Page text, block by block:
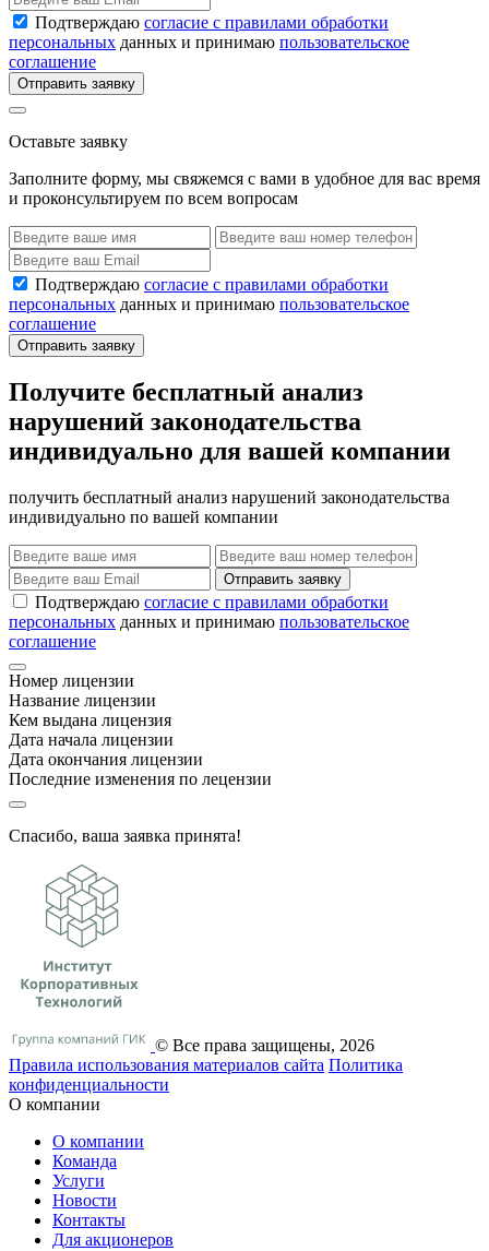
Подтверждаю согласие с правилами обработки
персональных данных и принимаю пользовательское
соглашение
Отправить заявку
Оставьте заявку
Заполните форму, мы свяжемся с вами в удобное для вас время
и проконсультируем по всем вопросам
Подтверждаю согласие с правилами обработки
персональных данных и принимаю пользовательское
соглашение
Отправить заявку
Получите бесплатный анализ
нарушений законодательства
индивидуально для вашей компании
получить бесплатный анализ нарушений законодательства
индивидуально по вашей компании
Отправить заявку
Подтверждаю согласие с правилами обработки
персональных данных и принимаю пользовательское
соглашение
Номер лицензии
Название лицензии
Кем выдана лицензия
Дата начала лицензии
Дата окончания лицензии
Последние изменения по лецензии
Спасибо, ваша заявка принята!
© Все права защищены, 2026
Правила использования материалов сайта Политика
конфиденциальности
О компании
О компании
Команда
Услуги
Новости
Контакты
Для акционеров